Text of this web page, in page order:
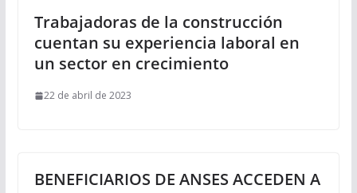
Trabajadoras de la construcción
cuentan su experiencia laboral en
un sector en crecimiento
22 de abril de 2023
BENEFICIARIOS DE ANSES ACCEDEN A